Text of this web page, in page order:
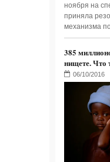
ноября на
приняла
механизма
385
нищете. Что